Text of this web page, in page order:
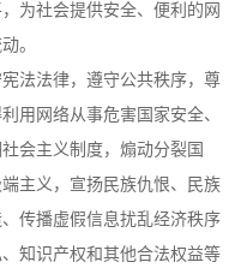
为社会提供安全、便利的网
。
法法律，遵守公共秩序，尊
用网络从事危害国家安全、
会主义制度，煽动分裂国
主义，宣扬民族仇恨、民族
传播虚假信息扰乱经济秩序
知识产权和其他合法权益等